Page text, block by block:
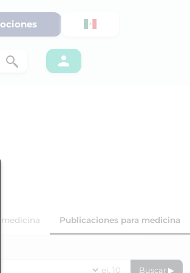
Publicaciones para medicina
Buscar ▶